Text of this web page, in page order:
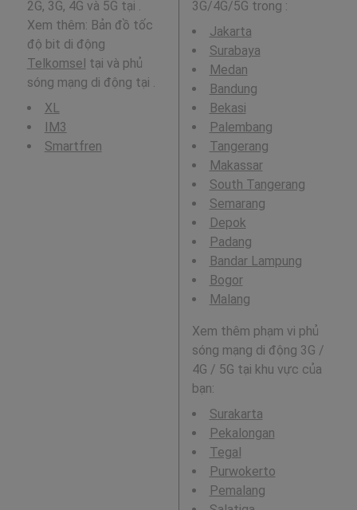
2G, 3G, 4G và 5G tại .
Xem thêm: Bản đồ tốc
độ bit di động
Telkomsel tại và phủ
sóng mạng di động tại .
XL
IM3
Smartfren
3G/4G/5G trong :
Jakarta
Surabaya
Medan
Bandung
Bekasi
Palembang
Tangerang
Makassar
South Tangerang
Semarang
Depok
Padang
Bandar Lampung
Bogor
Malang
Xem thêm phạm vi phủ
sóng mạng di động 3G /
4G / 5G tại khu vực của
bạn:
Surakarta
Pekalongan
Tegal
Purwokerto
Pemalang